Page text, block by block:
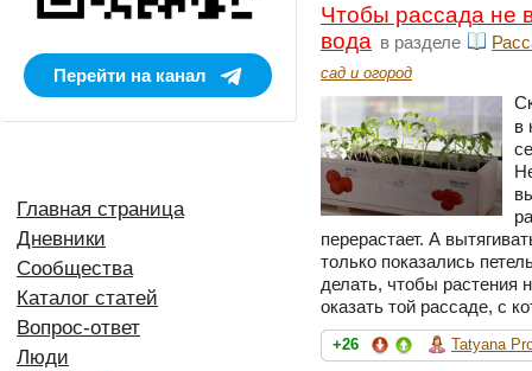
Чтобы рассада не
вода в разделе
сад и огород
в
перерастает. А
только показались
делать, чтобы
оказать той рассаде, с
+26 Tatyana
Перейти на канал
Главная страница
Дневники
Сообщества
Каталог статей
Вопрос-ответ
Люди